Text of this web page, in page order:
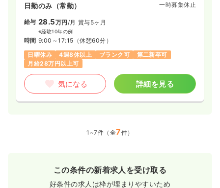
日勤のみ（常勤） 一時募集休止
給与 28.5万円 /月 賞与5ヶ月
※経験10年の例
時間 9:00～17:15 （休憩60分）
日曜休み
4週8休以上 ブランク可
第二新卒可
月給28万円以上可
気になる 詳細を見る
1~7件（全7件）
この条件の新着求人を受け取る
好条件の求人は枠が埋まりやすいため